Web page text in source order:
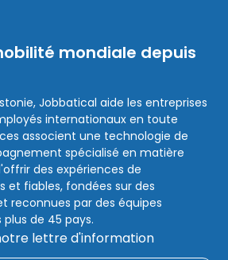
mondiale depuis
Jobbatical aide les entreprises
internationaux en toute
associent une technologie de
spécialisé en matière
des expériences de
et fiables, fondées sur des
reconnues par des équipes
de 45 pays.
lettre d'information